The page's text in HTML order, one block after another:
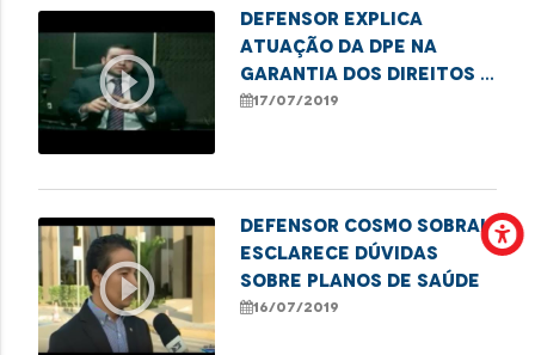
play_circle_outline
Defensor explica
atuação da DPE na
garantia dos direitos à
saúde
17/07/2019
play_circle_outline
Defensor Cosmo Sobral
esclarece dúvidas
sobre planos de saúde
16/07/2019